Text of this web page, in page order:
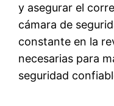
y asegurar el
cámara de
constante en la
necesarias para
seguridad